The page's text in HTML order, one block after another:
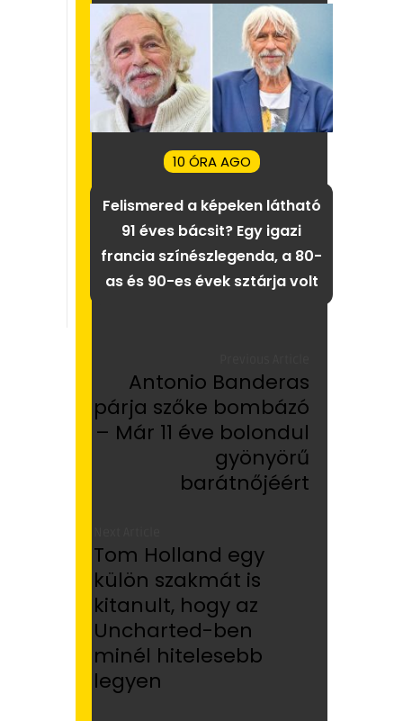
10 ÓRA AGO
Felismered a képeken látható
91 éves bácsit? Egy igazi
francia színészlegenda, a 80-
as és 90-es évek sztárja volt
Antonio Banderas
párja szőke bombázó
– Már 11 éve bolondul
gyönyörű
barátnőjéért
Tom Holland egy
külön szakmát is
kitanult, hogy az
Uncharted-ben
minél hitelesebb
legyen